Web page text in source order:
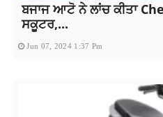
ਬਜਾਜ ਆਟੋ ਨੇ ਲਾਂਚ ਕੀਤਾ
ਸਕੂਟਰ,...
Jun 07, 2024 1:37 Pm